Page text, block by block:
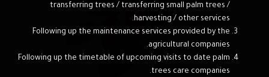
transferring trees / transferring small palm trees /
harvesting / other services.
Following up the maintenance services provided by the
agricultural companies.
Following up the timetable of upcoming visits to date palm
trees care companies.